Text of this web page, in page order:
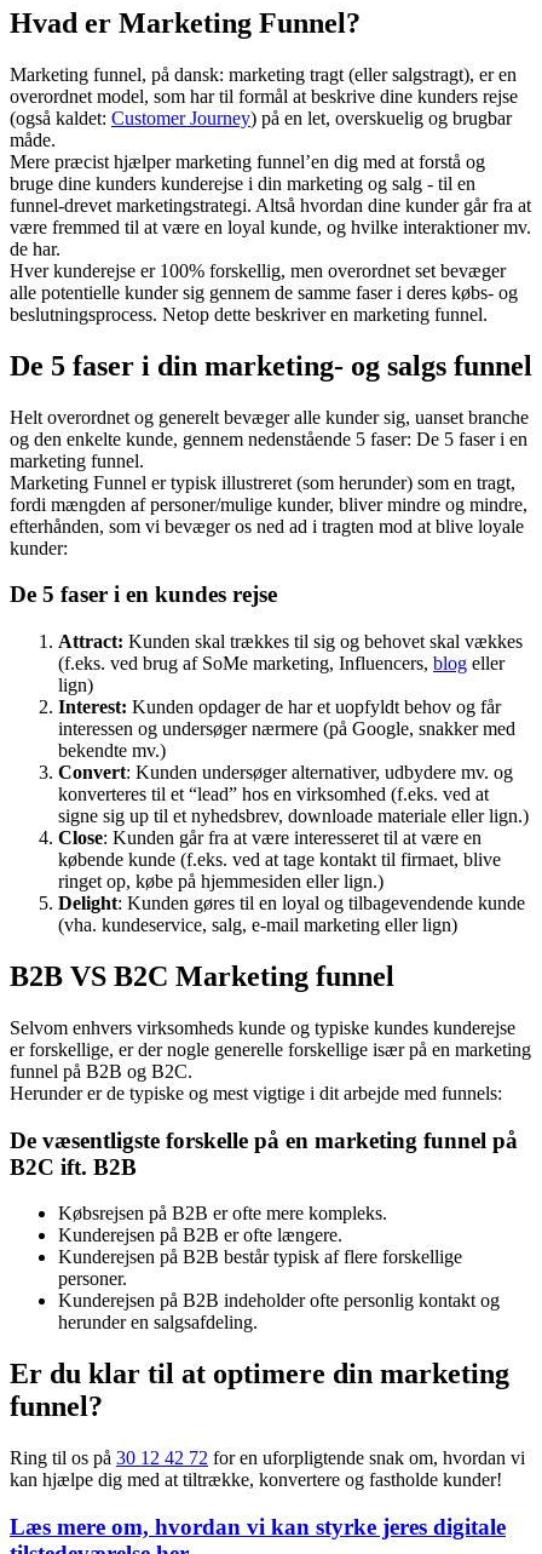
Marketing funnel
Hvad er Marketing Funnel?
Marketing funnel, på dansk: marketing tragt (eller salgstragt), er en
overordnet model, som har til formål at beskrive dine kunders rejse
(også kaldet:Customer Journey) på en let, overskuelig og brugbar
måde.
Mere præcist hjælper marketing funnel’en dig med at forstå og
bruge dine kunders kunderejse i din marketing og salg - til en
funnel-drevet marketingstrategi. Altså hvordan dine kunder går fra at
være fremmed til at være en loyal kunde, og hvilke interaktioner mv.
de har.
Hver kunderejse er 100% forskellig, men overordnet set bevæger
alle potentielle kunder sig gennem de samme faser i deres købs- og
beslutningsprocess. Netop dette beskriver en marketing funnel.
De 5 faser i din marketing- og salgs funnel
Helt overordnet og generelt bevæger alle kunder sig, uanset branche
og den enkelte kunde, gennem nedenstående 5 faser: De 5 faser i en
marketing funnel.
Marketing Funnel er typisk illustreret (som herunder) som en tragt,
efterhånden, som vi bevæger os ned ad i tragten mod at blive loyale
kunder:
De 5 faser i en kundes rejse
Attract: Kunden skal trækkes til sig og behovet skal vækkes
(f.eks. ved brug af SoMe marketing, Influencers,blogeller
lign)
Interest:Kunden opdager de har et uopfyldt behov og får
interessen og undersøger nærmere (på Google, snakker med
bekendte mv.)
Convert: Kunden undersøger alternativer, udbydere mv. og
konverteres til et “lead” hos en virksomhed (f.eks. ved at
signe sig up til et nyhedsbrev, downloade materiale eller lign.)
Close: Kunden går fra at være interesseret til at være en
købende kunde (f.eks. ved at tage kontakt til firmaet, blive
ringet op, købe på hjemmesiden eller lign.)
: Kunden gøres til en loyal og tilbagevendende kunde
(vha. kundeservice, salg, e-mail marketing eller lign)
B2B VS B2C Marketing funnel
Selvom enhvers virksomheds kunde og typiske kundes kunderejse
er forskellige, er der nogle generelle forskellige især på en marketing
funnel på B2B og B2C.
Herunder er de typiske og mest vigtige i dit arbejde med funnels:
B2C ift. B2B
Købsrejsen på B2B er ofte mere kompleks.
Kunderejsen på B2B er ofte længere.
Kunderejsen på B2B består typisk af flere forskellige
Kunderejsen på B2B indeholder ofte personlig kontakt og
herunder en salgsafdeling.
funnel?
Ring til os på 30 12 42 72 for en uforpligtende snak om, hvordan vi
kan hjælpe dig med at tiltrække, konvertere og fastholde kunder!